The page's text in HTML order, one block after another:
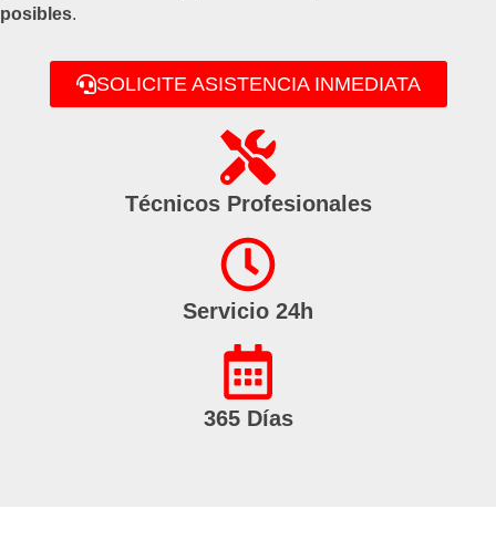
posibles.
SOLICITE ASISTENCIA INMEDIATA
Técnicos Profesionales
Servicio 24h
365 Días